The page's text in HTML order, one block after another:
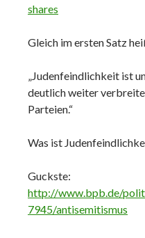
shares
Gleich im ersten Satz
„Judenfeindlichkeit ist
deutlich weiter
Parteien.“
Was ist
Guckste:
http://www.bpb.de/
7945/antisemitismus